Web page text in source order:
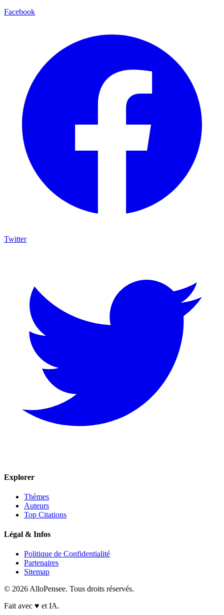
Facebook
Twitter
Explorer
Thèmes
Auteurs
Top Citations
Légal & Infos
Politique de Confidentialité
Partenaires
Sitemap
© 2026 AlloPensee. Tous droits réservés.
Fait avec ♥ et IA.